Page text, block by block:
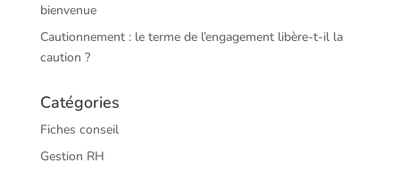
bienvenue
Cautionnement : le terme de l’engagement libère-t-il la
caution ?
Catégories
Fiches conseil
Gestion RH